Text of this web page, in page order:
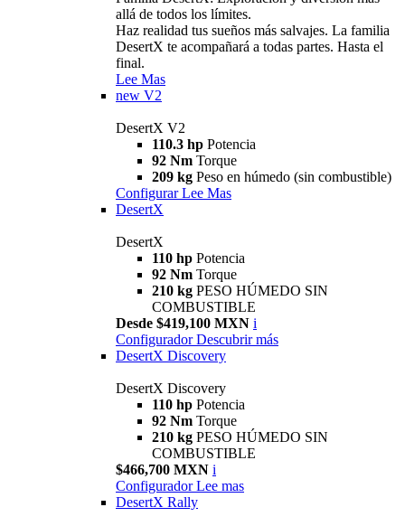
allá de todos los límites.
Haz realidad tus sueños más salvajes. La familia
DesertX te acompañará a todas partes. Hasta el
final.
Lee Mas
new V2
DesertX V2
110.3 hp Potencia
92 Nm Torque
209 kg Peso en húmedo (sin combustible)
Configurar Lee Mas
DesertX
DesertX
110 hp Potencia
92 Nm Torque
210 kg PESO HÚMEDO SIN
COMBUSTIBLE
Desde $419,100 MXN i
Configurador Descubrir más
DesertX Discovery
DesertX Discovery
110 hp Potencia
92 Nm Torque
210 kg PESO HÚMEDO SIN
COMBUSTIBLE
$466,700 MXN i
Configurador Lee mas
DesertX Rally